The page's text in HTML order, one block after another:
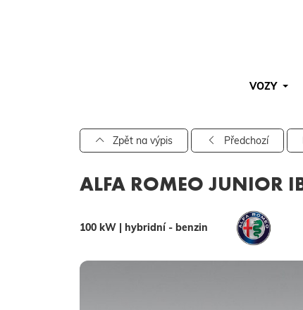
VOZY
Pro vyhledávání zadejte alespoň 3 znaky.
Zpět na výpis Předchozí
ALFA ROMEO JUNIOR
100 kW | hybridní - benzin